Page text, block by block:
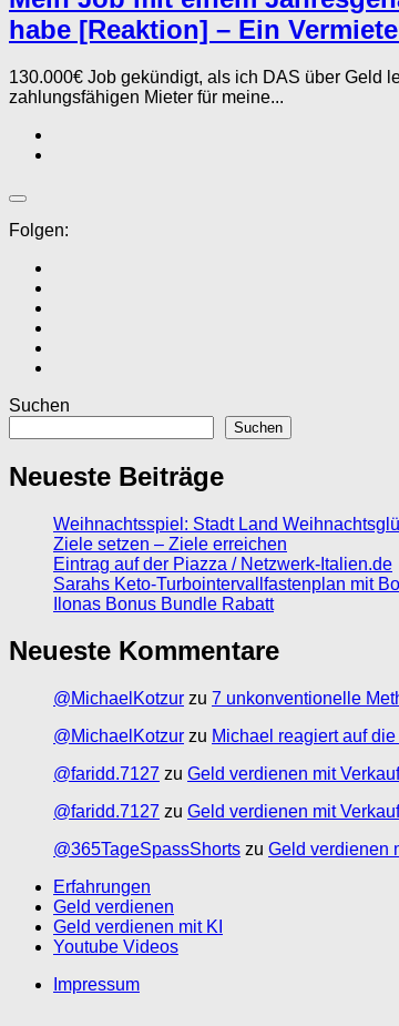
habe [Reaktion] – Ein
130.000€ Job gekündigt, als ich DAS über
zahlungsfähigen Mieter für meine...
Folgen:
Suchen
Suchen
Neueste Beiträge
Weihnachtsspiel: Stadt Land
Ziele setzen – Ziele erreichen
Eintrag auf der Piazza / Netzwerk-Italien.de
Sarahs Keto-Turbointervallfastenplan mit
Ilonas Bonus Bundle Rabatt
Neueste Kommentare
@MichaelKotzur zu 7 unkonventionelle
@MichaelKotzur zu Michael reagiert auf
@faridd.7127 zu Geld verdienen mit
@faridd.7127 zu Geld verdienen mit
@365TageSpassShorts zu Geld verdienen
Erfahrungen
Geld verdienen
Geld verdienen mit KI
Youtube Videos
Impressum